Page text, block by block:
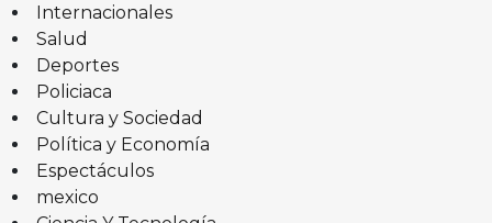
Internacionales
Salud
Deportes
Policiaca
Cultura y Sociedad
Política y Economía
Espectáculos
mexico